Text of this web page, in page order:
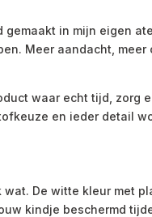
in mijn eigen
Meer aandacht,
waar echt tijd, zorg
en ieder detail
De witte kleur met
kindje beschermd